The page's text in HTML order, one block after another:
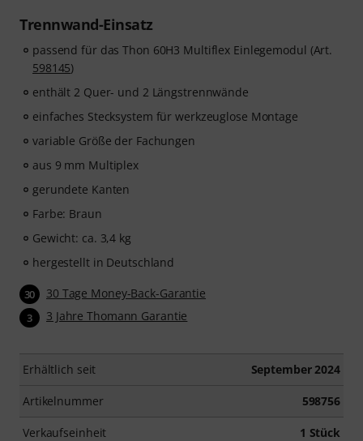
Trennwand-Einsatz
passend für das Thon 60H3 Multiflex Einlegemodul (Art.
598145)
enthält 2 Quer- und 2 Längstrennwände
einfaches Stecksystem für werkzeuglose Montage
variable Größe der Fachungen
aus 9 mm Multiplex
gerundete Kanten
Farbe: Braun
Gewicht: ca. 3,4 kg
hergestellt in Deutschland
30 30 Tage Money-Back-Garantie
3 3 Jahre Thomann Garantie
Erhältlich seit September 2024
Artikelnummer 598756
Verkaufseinheit 1 Stück